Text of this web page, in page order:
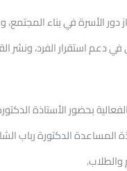
دور الأسرة في بناء المجتمع،
دعم استقرار الفرد، ونشر
بحضور الأستاذة
المساعدة الدكتورة رباب
والطلاب.